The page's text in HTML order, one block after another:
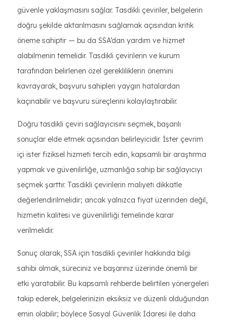
güvenle yaklaşmasını sağlar. Tasdikli çeviriler, belgelerin
doğru şekilde aktarılmasını sağlamak açısından kritik
öneme sahiptir — bu da SSA’dan yardım ve hizmet
alabilmenin temelidir. Tasdikli çevirilerin ve kurum
tarafından belirlenen özel gerekliliklerin önemini
kavrayarak, başvuru sahipleri yaygın hatalardan
kaçınabilir ve başvuru süreçlerini kolaylaştırabilir.
Doğru tasdikli çeviri sağlayıcısını seçmek, başarılı
sonuçlar elde etmek açısından belirleyicidir. İster çevrim
içi ister fiziksel hizmeti tercih edin, kapsamlı bir araştırma
yapmak ve güvenilirliğe, uzmanlığa sahip bir sağlayıcıyı
seçmek şarttır. Tasdikli çevirilerin maliyeti dikkatle
değerlendirilmelidir; ancak yalnızca fiyat üzerinden değil,
hizmetin kalitesi ve güvenilirliği temelinde karar
verilmelidir.
Sonuç olarak, SSA için tasdikli çeviriler hakkında bilgi
sahibi olmak, süreciniz ve başarınız üzerinde önemli bir
etki yaratabilir. Bu kapsamlı rehberde belirtilen yönergeleri
takip ederek, belgelerinizin eksiksiz ve düzenli olduğundan
emin olabilir; böylece Sosyal Güvenlik İdaresi ile daha